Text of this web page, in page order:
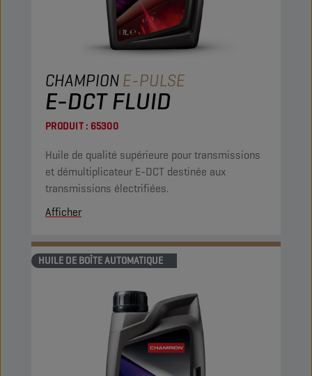
CHAMPIONE-PULSE
E-DCT FLUID
PRODUIT : 65300
Huile de qualité supérieure pour transmissions
et démultiplicateur E-DCT destinée aux
transmissions électrifiées.
Afficher
HUILE DE BOÎTE AUTOMATIQUE